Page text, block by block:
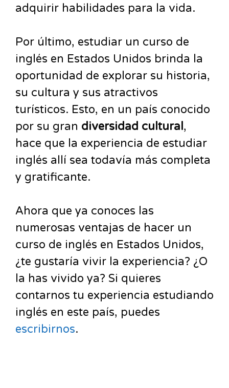
adquirir habilidades para la vida.
Por último, estudiar un curso de
inglés en Estados Unidos brinda la
oportunidad de explorar su historia,
su cultura y sus atractivos
turísticos. Esto, en un país conocido
por su gran diversidad cultural,
hace que la experiencia de estudiar
inglés allí sea todavía más completa
y gratificante.
Ahora que ya conoces las
numerosas ventajas de hacer un
curso de inglés en Estados Unidos,
¿te gustaría vivir la experiencia? ¿O
la has vivido ya? Si quieres
contarnos tu experiencia estudiando
inglés en este país, puedes
escribirnos.